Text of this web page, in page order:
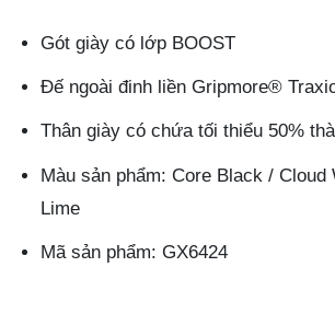
Gót giày có lớp BOOST
Đế ngoài đinh liền Gripmore®
Thân giày có chứa tối thiểu 50%
Màu sản phẩm: Core Black / Cloud
Lime
Mã sản phẩm: GX6424